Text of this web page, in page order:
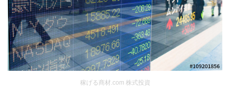
稼げる商材.com 株式投資